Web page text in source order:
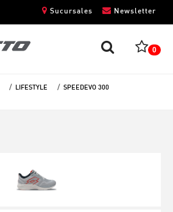
Newsletter
Sucursales
0
LIFESTYLE SPEEDEVO 300